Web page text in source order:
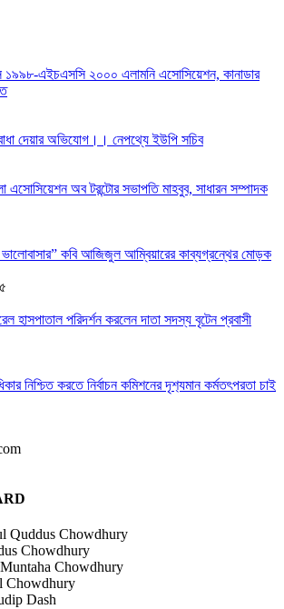
১৯৯৮-এইচএসসি ২০০০ এলামনি এসোসিয়েশন, কানাডার
দেয়ার অভিযোগ।। নেপথ্যে ইউপি সচিব
এসোসিয়েশন অব টরন্টোর সভাপতি মাহবুব, সাধারন সম্পাদক
ভালোবাসার” কবি আজিজুল আম্বিয়ারের কাব্যগ্রন্থের মোড়ক
হাসপাতাল পরিদর্শন করলেন দাতা সদস্য বৃটেন প্রবাসী
নিশ্চিত করতে নির্বাচন কমিশনের দৃশ‍্যমান কর্মতৎপরতা চাই
Quddus Chowdhury
Chowdhury
Chowdhury
Chowdhury
Dash